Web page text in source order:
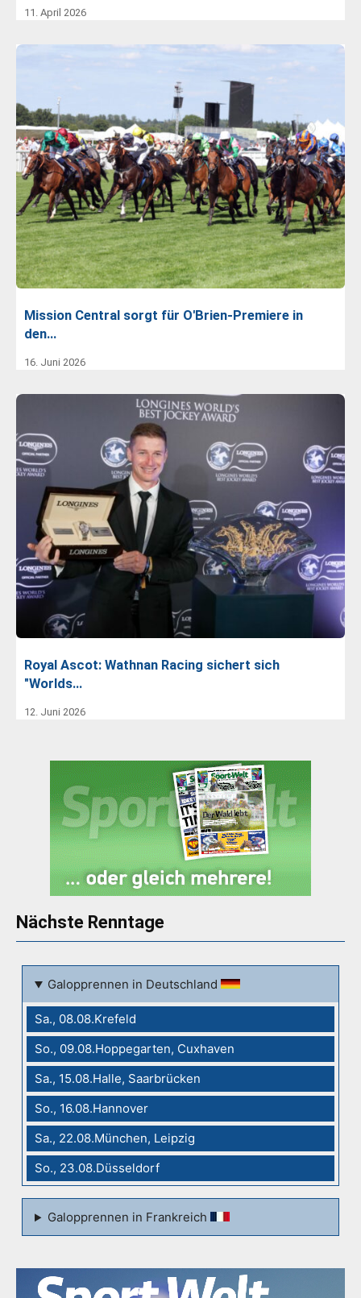
11. April 2026
Mission Central sorgt für O'Brien-Premiere in
den…
16. Juni 2026
Royal Ascot: Wathnan Racing sichert sich
"Worlds…
12. Juni 2026
Nächste Renntage
Galopprennen in Deutschland
Sa., 08.08.Krefeld
So., 09.08.Hoppegarten, Cuxhaven
Sa., 15.08.Halle, Saarbrücken
So., 16.08.Hannover
Sa., 22.08.München, Leipzig
So., 23.08.Düsseldorf
Galopprennen in Frankreich